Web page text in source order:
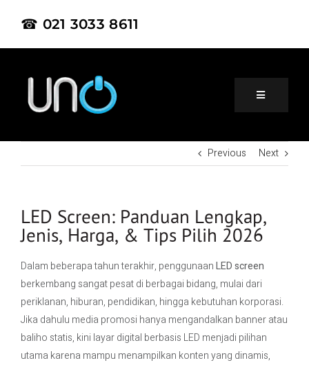
☎ 021 3033 8611
Home
Project
Contact Us
Previous Next
LED Screen: Panduan Lengkap,
Jenis, Harga, & Tips Pilih 2026
Dalam beberapa tahun terakhir, penggunaanLED screen
berkembang sangat pesat di berbagai bidang, mulai dari
periklanan, hiburan, pendidikan, hingga kebutuhan korporasi.
Jika dahulu media promosi hanya mengandalkan banner atau
baliho statis, kini layar digital berbasis LED menjadi pilihan
utama karena mampu menampilkan konten yang dinamis,